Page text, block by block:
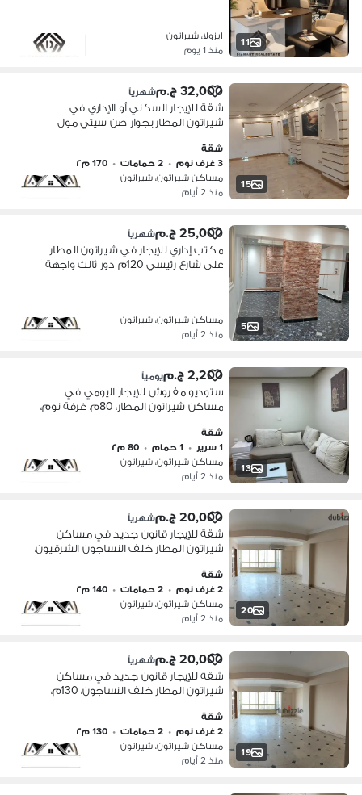
11
ايزولا، شيراتون
منذ 1 يوم
15
32,000 ج.م شهرياً
شقة للإيجار السكني أو الإداري في
شيراتون المطار بجوار صن سيتي مول
أسانسير ومدخل فندقي
شقة
3 غرف نوم
• 2 حمامات • 170 م٢
مساكن شيراتون، شيراتون
منذ 2 أيام
5
25,000 ج.م شهرياً
مكتب إداري للإيجار في شيراتون المطار
على شارع رئيسي 120م دور ثالث واجهة
مساكن شيراتون، شيراتون
منذ 2 أيام
13
2,200 ج.م يومياً
ستوديو مفروش للإيجار اليومي في
مساكن شيراتون المطار، 80م، غرفة نوم،
جاهز للاستلام
شقة
1 سرير
• 1 حمام • 80 م٢
مساكن شيراتون، شيراتون
منذ 2 أيام
20
20,000 ج.م شهرياً
شقة للإيجار قانون جديد في مساكن
شيراتون المطار خلف النساجون الشرقيون،
الدور السادس، أسانسير
شقة
2 غرف نوم
• 2 حمامات • 140 م٢
مساكن شيراتون، شيراتون
منذ 2 أيام
19
20,000 ج.م شهرياً
شقة للإيجار قانون جديد في مساكن
شيراتون المطار خلف النساجون، 130م،
تكييفات، الدور السادس، 2 أسانسير
شقة
2 غرف نوم
• 2 حمامات • 130 م٢
مساكن شيراتون، شيراتون
منذ 2 أيام